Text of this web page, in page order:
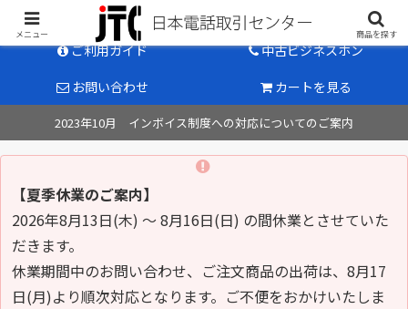
中古ビジネスホン販売のパイオニア
ご利用ガイド
中古ビジネスホン
お問い合わせ
カートを見る
2023年10月 インボイス制度への対応についてのご案内
【夏季休業のご案内】
2026年8月13日(木) ～ 8月16日(日) の間休業とさせていた
だきます。
休業期間中のお問い合わせ、ご注文商品の出荷は、8月17
日(月)より順次対応となります。ご不便をおかけいたしま
メニュー 商品を探す